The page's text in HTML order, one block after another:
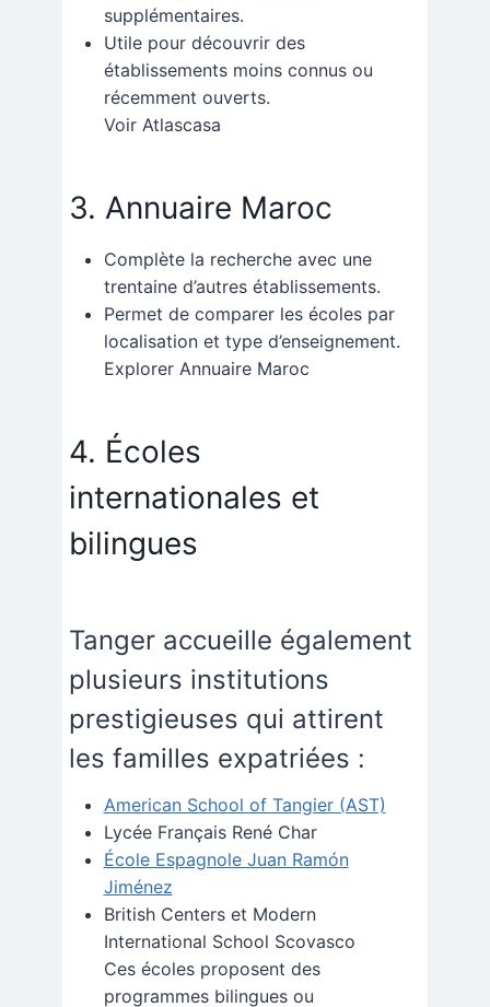
supplémentaires.
Utile pour découvrir des
établissements moins connus ou
récemment ouverts.
Voir Atlascasa
3. Annuaire Maroc
Complète la recherche avec une
trentaine d’autres établissements.
Permet de comparer les écoles par
localisation et type d’enseignement.
Explorer Annuaire Maroc
4. Écoles
internationales et
bilingues
Tanger accueille également
plusieurs institutions
prestigieuses qui attirent
les familles expatriées :
American School of Tangier (AST)
Lycée Français René Char
École Espagnole Juan Ramón
Jiménez
British Centers et Modern
International School Scovasco
Ces écoles proposent des
programmes bilingues ou